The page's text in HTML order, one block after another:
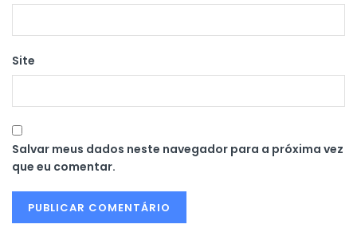
Site
Salvar meus dados neste navegador para a próxima vez
que eu comentar.